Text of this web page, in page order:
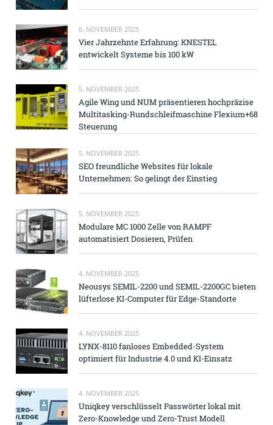
6. NOVEMBER 2025
Vier Jahrzehnte Erfahrung: KNESTEL
entwickelt Systeme bis 100 kW
5. NOVEMBER 2025
Agile Wing und NUM präsentieren hochpräzise
Multitasking-Rundschleifmaschine Flexium+68
Steuerung
5. NOVEMBER 2025
SEO freundliche Websites für lokale
Unternehmen: So gelingt der Einstieg
5. NOVEMBER 2025
Modulare MC 1000 Zelle von RAMPF
automatisiert Dosieren, Prüfen
4. NOVEMBER 2025
Neousys SEMIL-2200 und SEMIL-2200GC bieten
lüfterlose KI-Computer für Edge-Standorte
4. NOVEMBER 2025
LYNX-8110 fanloses Embedded-System
optimiert für Industrie 4.0 und KI-Einsatz
4. NOVEMBER 2025
Uniqkey verschlüsselt Passwörter lokal mit
Zero-Knowledge und Zero-Trust Modell